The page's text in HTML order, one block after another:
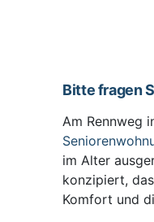
Bitte fragen
Am Rennweg
im Alter
konzipiert,
Komfort und